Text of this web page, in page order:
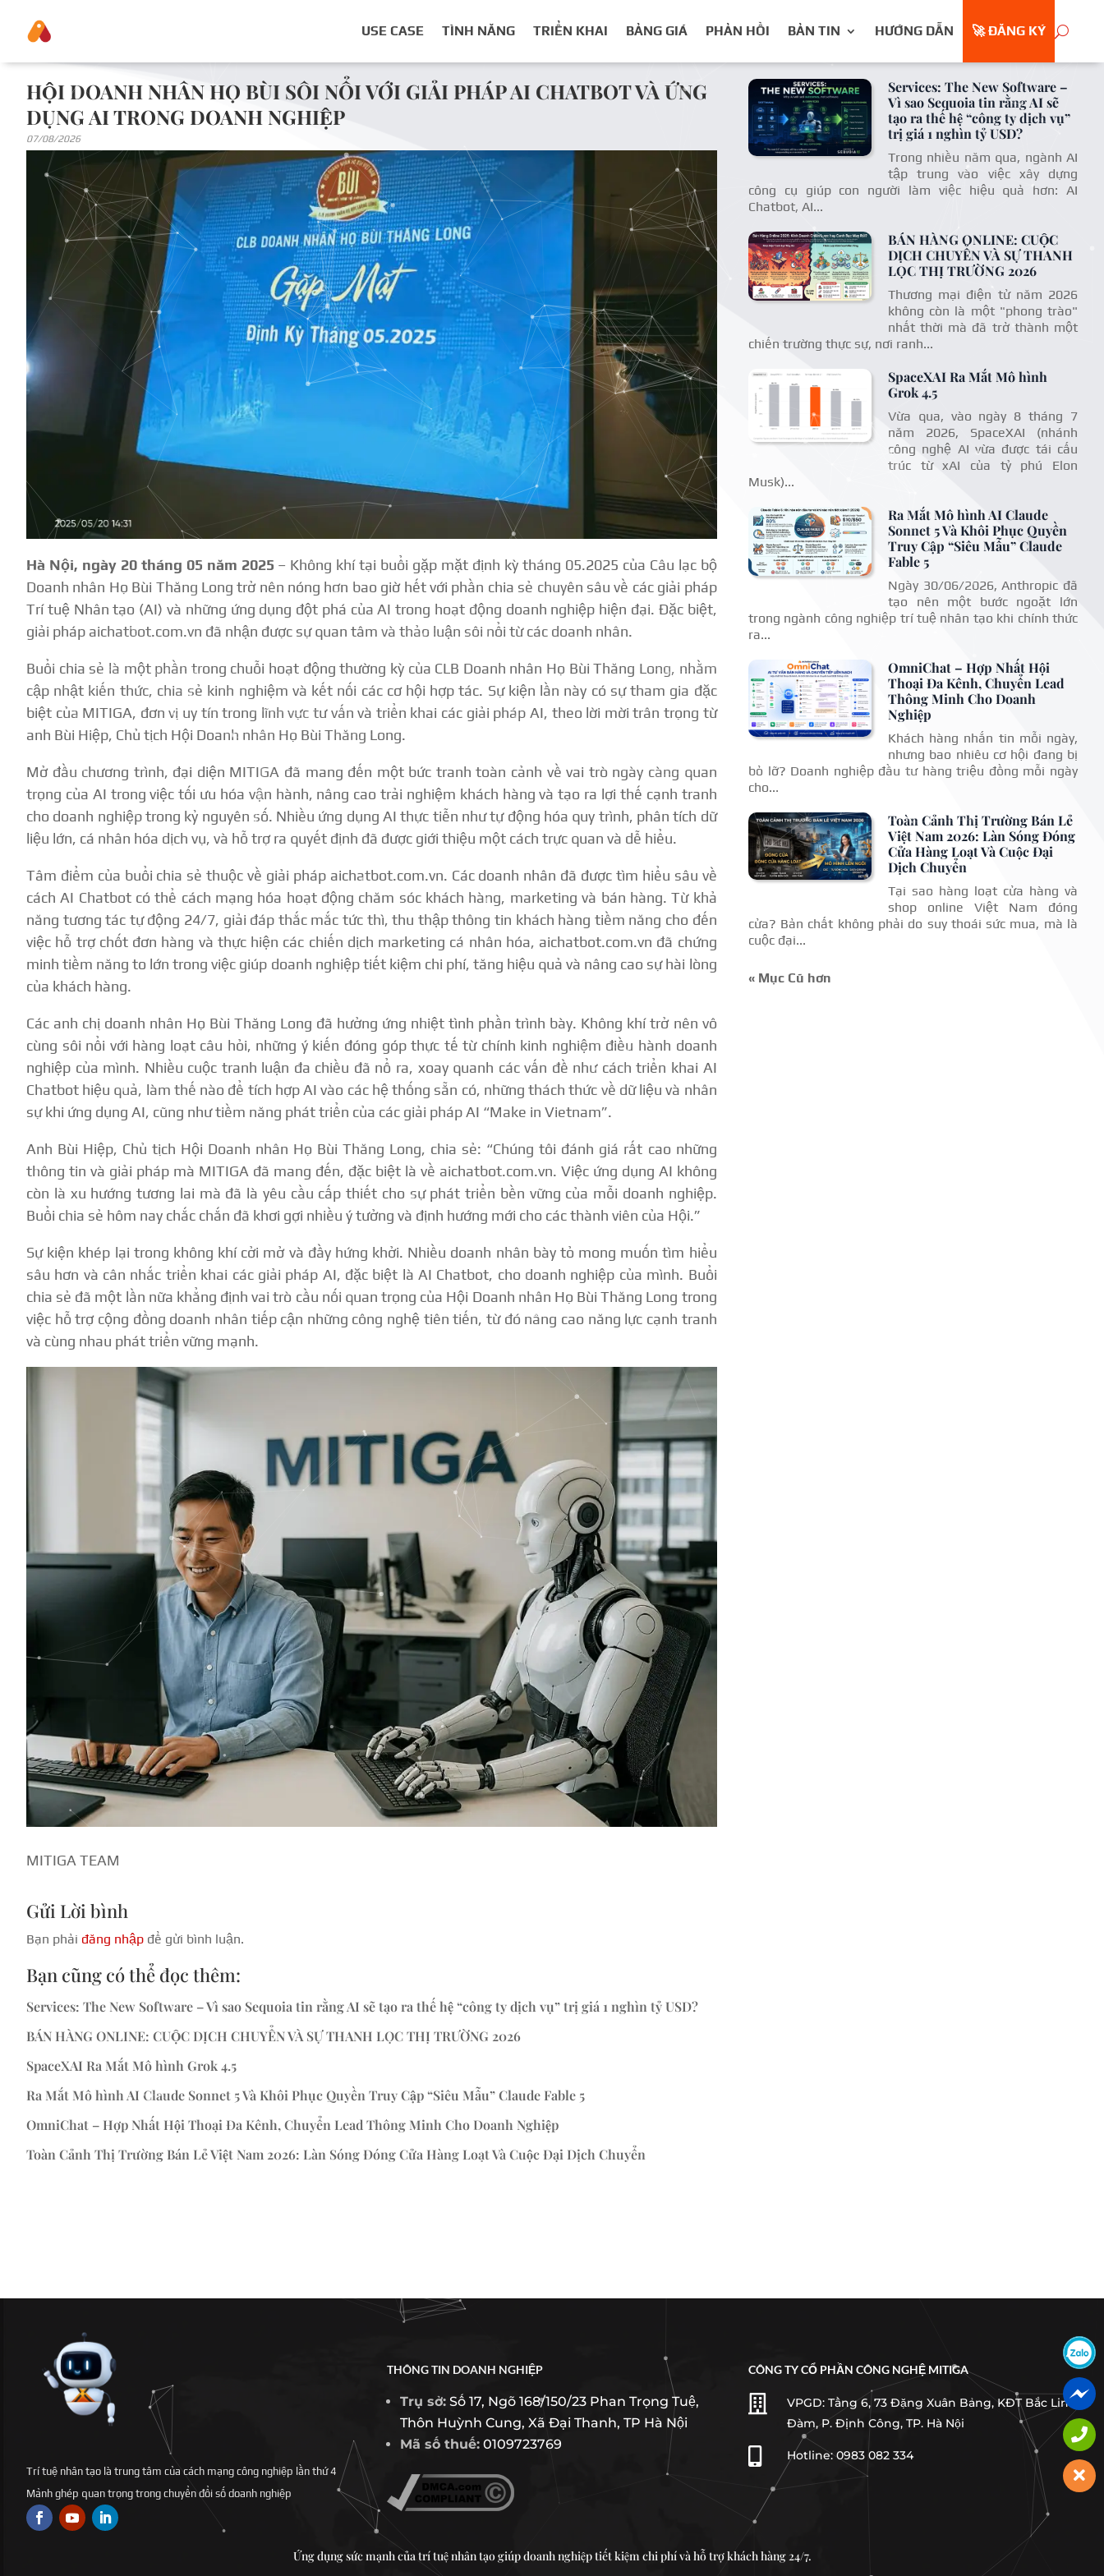
USE CASE TÌNH NĂNG TRIỂN KHAI BẢNG GIÁ PHẢN HỒI BẢN TIN HƯỚNG DẪN 🚀 ĐĂNG KÝ
HỘI DOANH NHÂN HỌ BÙI SÔI NỔI VỚI GIẢI PHÁP AI CHATBOT VÀ ỨNG
DỤNG AI TRONG DOANH NGHIỆP
07/08/2026
Hà Nội, ngày 20 tháng 05 năm 2025 – Không khí tại buổi gặp mặt định kỳ tháng 05.2025 của Câu lạc bộ
Doanh nhân Họ Bùi Thăng Long trở nên nóng hơn bao giờ hết với phần chia sẻ chuyên sâu về các giải pháp
Trí tuệ Nhân tạo (AI) và những ứng dụng đột phá của AI trong hoạt động doanh nghiệp hiện đại. Đặc biệt,
giải pháp aichatbot.com.vn đã nhận được sự quan tâm và thảo luận sôi nổi từ các doanh nhân.
Buổi chia sẻ là một phần trong chuỗi hoạt động thường kỳ của CLB Doanh nhân Họ Bùi Thăng Long, nhằm
cập nhật kiến thức, chia sẻ kinh nghiệm và kết nối các cơ hội hợp tác. Sự kiện lần này có sự tham gia đặc
biệt của MITIGA, đơn vị uy tín trong lĩnh vực tư vấn và triển khai các giải pháp AI, theo lời mời trân trọng từ
anh Bùi Hiệp, Chủ tịch Hội Doanh nhân Họ Bùi Thăng Long.
Mở đầu chương trình, đại diện MITIGA đã mang đến một bức tranh toàn cảnh về vai trò ngày càng quan
trọng của AI trong việc tối ưu hóa vận hành, nâng cao trải nghiệm khách hàng và tạo ra lợi thế cạnh tranh
cho doanh nghiệp trong kỷ nguyên số. Nhiều ứng dụng AI thực tiễn như tự động hóa quy trình, phân tích dữ
liệu lớn, cá nhân hóa dịch vụ, và hỗ trợ ra quyết định đã được giới thiệu một cách trực quan và dễ hiểu.
Tâm điểm của buổi chia sẻ thuộc về giải pháp aichatbot.com.vn. Các doanh nhân đã được tìm hiểu sâu về
cách AI Chatbot có thể cách mạng hóa hoạt động chăm sóc khách hàng, marketing và bán hàng. Từ khả
năng tương tác tự động 24/7, giải đáp thắc mắc tức thì, thu thập thông tin khách hàng tiềm năng cho đến
việc hỗ trợ chốt đơn hàng và thực hiện các chiến dịch marketing cá nhân hóa, aichatbot.com.vn đã chứng
minh tiềm năng to lớn trong việc giúp doanh nghiệp tiết kiệm chi phí, tăng hiệu quả và nâng cao sự hài lòng
của khách hàng.
Các anh chị doanh nhân Họ Bùi Thăng Long đã hưởng ứng nhiệt tình phần trình bày. Không khí trở nên vô
cùng sôi nổi với hàng loạt câu hỏi, những ý kiến đóng góp thực tế từ chính kinh nghiệm điều hành doanh
nghiệp của mình. Nhiều cuộc tranh luận đa chiều đã nổ ra, xoay quanh các vấn đề như cách triển khai AI
Chatbot hiệu quả, làm thế nào để tích hợp AI vào các hệ thống sẵn có, những thách thức về dữ liệu và nhân
sự khi ứng dụng AI, cũng như tiềm năng phát triển của các giải pháp AI “Make in Vietnam”.
Anh Bùi Hiệp, Chủ tịch Hội Doanh nhân Họ Bùi Thăng Long, chia sẻ: “Chúng tôi đánh giá rất cao những
thông tin và giải pháp mà MITIGA đã mang đến, đặc biệt là về aichatbot.com.vn. Việc ứng dụng AI không
còn là xu hướng tương lai mà đã là yêu cầu cấp thiết cho sự phát triển bền vững của mỗi doanh nghiệp.
Buổi chia sẻ hôm nay chắc chắn đã khơi gợi nhiều ý tưởng và định hướng mới cho các thành viên của Hội.”
Sự kiện khép lại trong không khí cởi mở và đầy hứng khởi. Nhiều doanh nhân bày tỏ mong muốn tìm hiểu
sâu hơn và cân nhắc triển khai các giải pháp AI, đặc biệt là AI Chatbot, cho doanh nghiệp của mình. Buổi
chia sẻ đã một lần nữa khẳng định vai trò cầu nối quan trọng của Hội Doanh nhân Họ Bùi Thăng Long trong
việc hỗ trợ cộng đồng doanh nhân tiếp cận những công nghệ tiên tiến, từ đó nâng cao năng lực cạnh tranh
và cùng nhau phát triển vững mạnh.
MITIGA TEAM
Gửi Lời bình
Bạn phải đăng nhập để gửi bình luận.
Bạn cũng có thể đọc thêm:
Services: The New Software – Vì sao Sequoia tin rằng AI sẽ tạo ra thế hệ “công ty dịch vụ” trị giá 1 nghìn tỷ USD?
BÁN HÀNG ONLINE: CUỘC DỊCH CHUYỂN VÀ SỰ THANH LỌC THỊ TRƯỜNG 2026
SpaceXAI Ra Mắt Mô hình Grok 4.5
Ra Mắt Mô hình AI Claude Sonnet 5 Và Khôi Phục Quyền Truy Cập “Siêu Mẫu” Claude Fable 5
OmniChat – Hợp Nhất Hội Thoại Đa Kênh, Chuyển Lead Thông Minh Cho Doanh Nghiệp
Toàn Cảnh Thị Trường Bán Lẻ Việt Nam 2026: Làn Sóng Đóng Cửa Hàng Loạt Và Cuộc Đại Dịch Chuyển
Services: The New Software –
Vì sao Sequoia tin rằng AI sẽ
tạo ra thế hệ “công ty dịch vụ”
trị giá 1 nghìn tỷ USD?
Trong nhiều năm qua, ngành AI
tập trung vào việc xây dựng
công cụ giúp con người làm việc hiệu quả hơn: AI
Chatbot, AI...
BÁN HÀNG ONLINE: CUỘC
DỊCH CHUYỂN VÀ SỰ THANH
LỌC THỊ TRƯỜNG 2026
Thương mại điện tử năm 2026
không còn là một "phong trào"
nhất thời mà đã trở thành một
chiến trường thực sự, nơi ranh...
SpaceXAI Ra Mắt Mô hình
Grok 4.5
Vừa qua, vào ngày 8 tháng 7
năm 2026, SpaceXAI (nhánh
công nghệ AI vừa được tái cấu
trúc từ xAI của tỷ phú Elon
Musk)...
Ra Mắt Mô hình AI Claude
Sonnet 5 Và Khôi Phục Quyền
Truy Cập “Siêu Mẫu” Claude
Fable 5
Ngày 30/06/2026, Anthropic đã
tạo nên một bước ngoặt lớn
trong ngành công nghiệp trí tuệ nhân tạo khi chính thức
ra...
OmniChat – Hợp Nhất Hội
Thoại Đa Kênh, Chuyển Lead
Thông Minh Cho Doanh
Nghiệp
Khách hàng nhắn tin mỗi ngày,
nhưng bao nhiêu cơ hội đang bị
bỏ lỡ? Doanh nghiệp đầu tư hàng triệu đồng mỗi ngày
cho...
Toàn Cảnh Thị Trường Bán Lẻ
Việt Nam 2026: Làn Sóng Đóng
Cửa Hàng Loạt Và Cuộc Đại
Dịch Chuyển
Tại sao hàng loạt cửa hàng và
shop online Việt Nam đóng
cửa? Bản chất không phải do suy thoái sức mua, mà là
cuộc đại...
« Mục Cũ hơn
Trí tuệ nhân tạo là trung tâm của cách mạng công nghiệp lần thứ 4
Mảnh ghép quan trọng trong chuyển đổi số doanh nghiệp
THÔNG TIN DOANH NGHIỆP
Trụ sở: Số 17, Ngõ 168/150/23 Phan Trọng Tuệ,
Thôn Huỳnh Cung, Xã Đại Thanh, TP Hà Nội
Mã số thuế: 0109723769
CÔNG TY CỔ PHẦN CÔNG NGHỆ MITIGA

VPGD: Tầng 6, 73 Đặng Xuân Bảng, KĐT Bắc Linh
Đàm, P. Định Công, TP. Hà Nội
Hotline: 0983 082 334
Ứng dụng sức mạnh của trí tuệ nhân tạo giúp doanh nghiệp tiết kiệm chi phí và hỗ trợ khách hàng 24/7.